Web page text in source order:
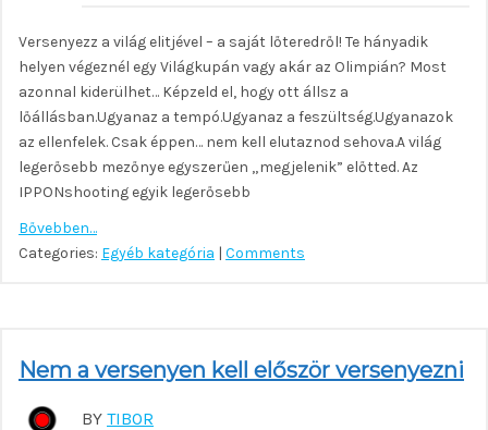
Versenyezz a világ elitjével – a saját lőteredről! Te hányadik
helyen végeznél egy Világkupán vagy akár az Olimpián? Most
azonnal kiderülhet… Képzeld el, hogy ott állsz a
lőállásban.Ugyanaz a tempó.Ugyanaz a feszültség.Ugyanazok
az ellenfelek. Csak éppen… nem kell elutaznod sehova.A világ
legerősebb mezőnye egyszerűen „megjelenik” előtted. Az
IPPONshooting egyik legerősebb
Bővebben…
Categories: Egyéb kategória | Comments
Nem a versenyen kell először versenyezni
BY TIBOR